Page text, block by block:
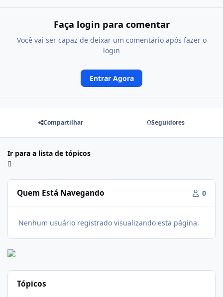
Faça login para comentar
Você vai ser capaz de deixar um comentário após fazer o
login
Entrar Agora
Compartilhar Seguidores
Ir para a lista de tópicos
Quem Está Navegando 0
Nenhum usuário registrado visualizando esta página.
Tópicos